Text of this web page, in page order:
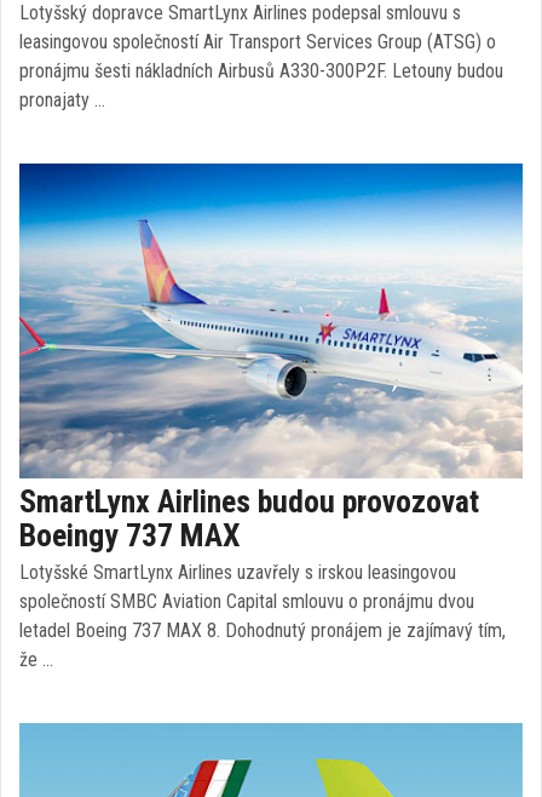
Lotyšský dopravce SmartLynx Airlines podepsal smlouvu s
leasingovou společností Air Transport Services Group (ATSG) o
pronájmu šesti nákladních Airbusů A330-300P2F. Letouny budou
pronajaty …
SmartLynx Airlines budou provozovat
Boeingy 737 MAX
Lotyšské SmartLynx Airlines uzavřely s irskou leasingovou
společností SMBC Aviation Capital smlouvu o pronájmu dvou
letadel Boeing 737 MAX 8. Dohodnutý pronájem je zajímavý tím,
že …